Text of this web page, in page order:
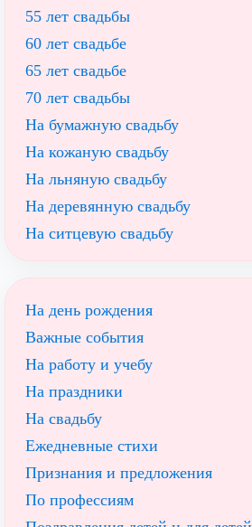
55 лет свадьбы
60 лет свадьбе
65 лет свадьбе
70 лет свадьбы
На бумажную свадьбу
На кожаную свадьбу
На льняную свадьбу
На деревянную свадьбу
На ситцевую свадьбу
На день рождения
Важные события
На работу и учебу
На праздники
На свадьбу
Ежедневные стихи
Признания и предложения
По профессиям